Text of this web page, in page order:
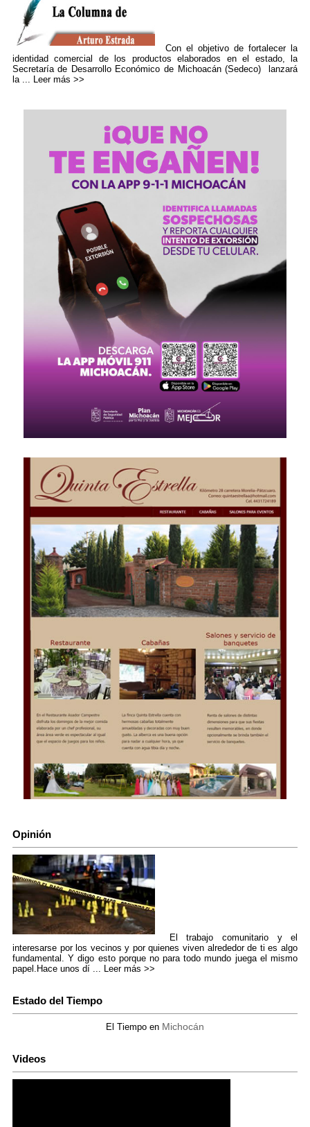
Con el objetivo de fortalecer la
identidad comercial de los productos elaborados en el estado, la
Secretaría de Desarrollo Económico de Michoacán (Sedeco) lanzará
la ...
Leer más >>
Opinión
El trabajo comunitario y el
interesarse por los vecinos y por quienes viven alrededor de ti es algo
fundamental. Y digo esto porque no para todo mundo juega el mismo
papel.Hace unos dí ... Leer más >>
Estado del Tiempo
El Tiempo en Michocán
Videos